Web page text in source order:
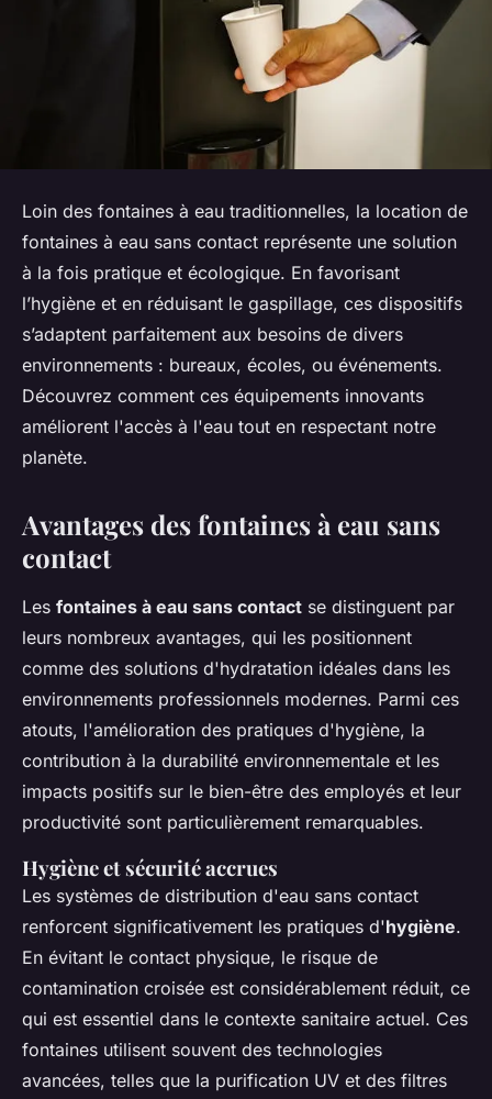
Loin des fontaines à eau traditionnelles, la location de
fontaines à eau sans contact représente une solution
à la fois pratique et écologique. En favorisant
l’hygiène et en réduisant le gaspillage, ces dispositifs
s’adaptent parfaitement aux besoins de divers
environnements : bureaux, écoles, ou événements.
Découvrez comment ces équipements innovants
améliorent l'accès à l'eau tout en respectant notre
planète.
Avantages des fontaines à eau sans
contact
Les fontaines à eau sans contact se distinguent par
leurs nombreux avantages, qui les positionnent
comme des solutions d'hydratation idéales dans les
environnements professionnels modernes. Parmi ces
atouts, l'amélioration des pratiques d'hygiène, la
contribution à la durabilité environnementale et les
impacts positifs sur le bien-être des employés et leur
productivité sont particulièrement remarquables.
Hygiène et sécurité accrues
Les systèmes de distribution d'eau sans contact
renforcent significativement les pratiques d'hygiène.
En évitant le contact physique, le risque de
contamination croisée est considérablement réduit, ce
qui est essentiel dans le contexte sanitaire actuel. Ces
fontaines utilisent souvent des technologies
avancées, telles que la purification UV et des filtres